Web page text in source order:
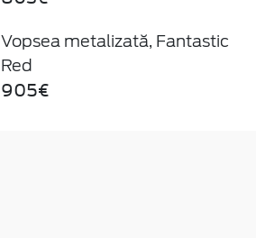
Vopsea metalizată, Fantastic
Red
905€